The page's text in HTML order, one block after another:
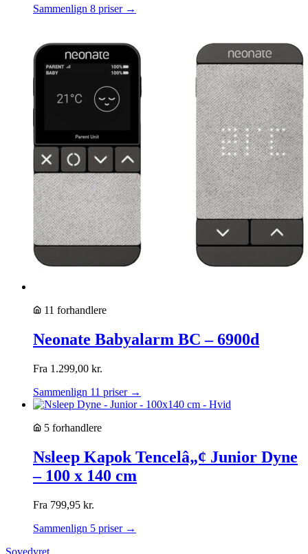
Sammenlign 8 priser →
11 forhandlere
Neonate Babyalarm BC – 6900d
Fra 1.299,00 kr.
Sammenlign 11 priser →
5 forhandlere
Nsleep Kapok Tencelâ„¢ Junior Dyne
– 100 x 140 cm
Fra 799,95 kr.
Sammenlign 5 priser →
Sovedyret